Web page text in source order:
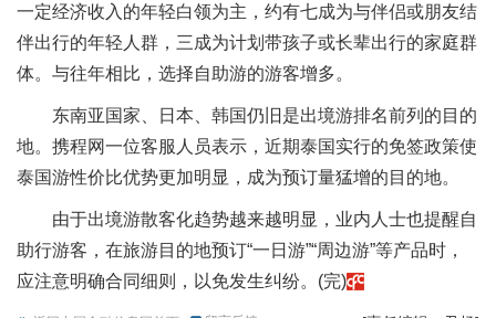
一定经济收入的年轻白领为主，约有七成为与伴侣或朋友结
伴出行的年轻人群，三成为计划带孩子或长辈出行的家庭群
体。与往年相比，选择自助游的游客增多。
东南亚国家、日本、韩国仍旧是出境游排名前列的目的
地。携程网一位客服人员表示，近期泰国实行的免签政策使
泰国游性价比优势更加明显，成为预订量猛增的目的地。
由于出境游散客化趋势越来越明显，业内人士也提醒自
助行游客，在旅游目的地预订“一日游”“周边游”等产品时，
应注意明确合同细则，以免发生纠纷。(完)